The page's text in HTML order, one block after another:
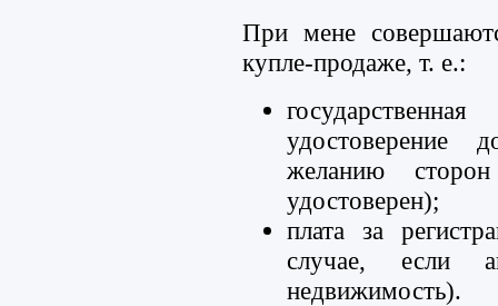
При мене
купле-продаже, т. е.:
удостоверение
желанию
удостоверен);
плата за
случае, если
недвижимость).